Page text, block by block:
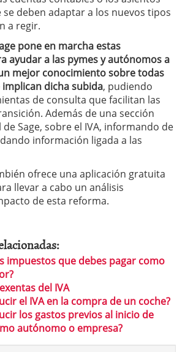
deben adaptar a los nuevos tipos
a regir.
pone en marcha estas
ayudar a las pymes y autónomos a
mejor conocimiento sobre todas
dicha subida, pudiendo
de consulta que facilitan las
Además de una sección
Sage, sobre el IVA, informando de
información ligada a las
ofrece una aplicación gratuita
llevar a cabo un análisis
de esta reforma.
impuestos que debes pagar como
del IVA
el IVA en la compra de un coche?
los gastos previos al inicio de
autónomo o empresa?